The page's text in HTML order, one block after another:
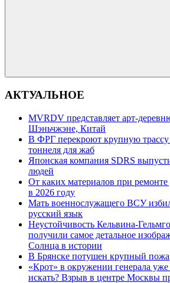
Поиск
АКТУАЛЬНОЕ
MVRDV представляет арт-
Шэньчжэне, Китай
В ФРГ перекроют крупную трассу
тоннеля для жаб
Японская компания SDRS
людей
От каких материалов при ремонте
в 2026 году
Мать военнослужащего ВСУ
русский язык
Неустойчивость Кельвина-
получили самое детальное
Солнца в истории
В Брянске потушен крупный
«Крот» в окружении генерала
искать? Взрыв в центре Москвы